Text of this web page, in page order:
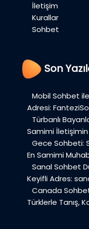
İletişim
Kurallar
Sohbet
Son
Mobil Sohbet
Adresi:
Türbanlı
Samimi
Gece Sohbeti:
En Samimi
Sanal Sohbet
Keyifli Adres:
Canada
Türklerle Tanış,